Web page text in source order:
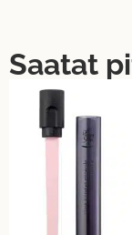
Saatat